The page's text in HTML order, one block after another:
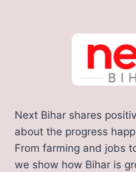
Next Bihar shares
about the progress
From farming and jobs
we show how Bihar is